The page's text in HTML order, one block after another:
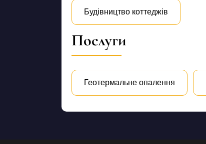
Будівництво коттеджів
Послуги
Геотермальне опалення